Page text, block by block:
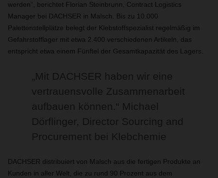
werden“, berichtet Florian Steinbrunn, Contract Logistics
Manager bei DACHSER in Malsch. Bis zu 10.000
Palettenstellplätze belegt der Klebstoffspezialist regelmäßig im
Gefahrstofflager mit etwa 2.400 verschiedenen Artikeln, das
entspricht etwa einem Fünftel der Gesamtkapazität des Lagers.
„Mit DACHSER haben wir eine
vertrauensvolle Zusammenarbeit
aufbauen können.“ Michael
Dörflinger, Director Sourcing and
Procurement bei Klebchemie
DACHSER distribuiert von Malsch aus die fertigen Produkte an
Kunden in aller Welt, die zu rund 90 Prozent aus dem